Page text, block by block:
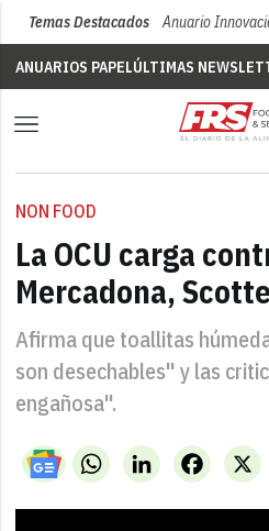
Temas Destacados Anuario
ANUARIOS PAPELÚLTIMAS
NON FOOD
La OCU carga
Mercadona,
Afirma que toallitas
son desechables" y las
engañosa".
WhatsAppLinkedIn X